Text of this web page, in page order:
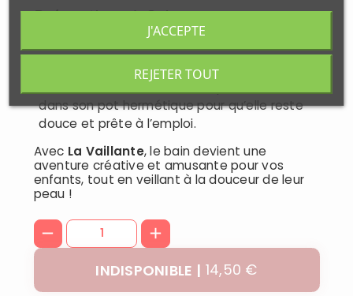
Précautions à Suivre
Évitez le Contact avec les Yeux: En cas
: Gardez la pâte à modeler
dans son pot hermétique pour qu’elle reste
douce et prête à l’emploi.
Avec La Vaillante, le bain devient une
aventure créative et amusante pour vos
enfants, tout en veillant à la douceur de leur
peau !
14,50 €
INDISPONIBLE
REJETER TOUT
J'ACCEPTE